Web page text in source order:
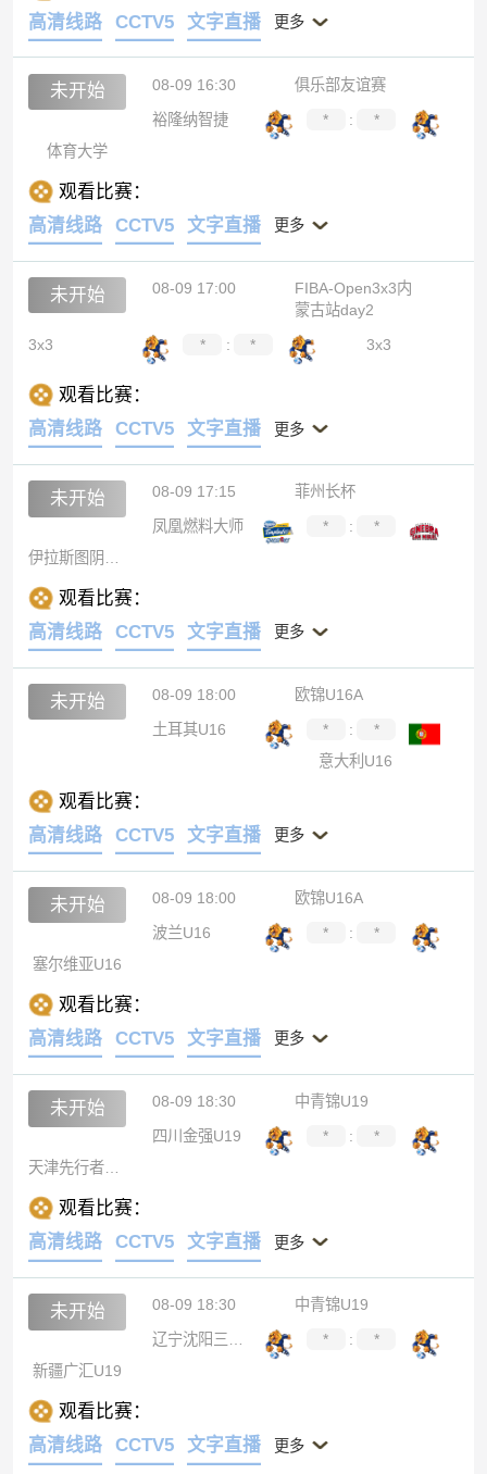
高清线路
CCTV5 文字直播 更多
未开始 08-09 16:30
俱乐部友谊赛
裕隆纳智捷
* :
*
体育大学
观看比赛：
高清线路
CCTV5 文字直播 更多
未开始 08-09 17:00
FIBA-Open3x3内
蒙古站day2
3x3
* : * 3x3
观看比赛：
高清线路
CCTV5 文字直播 更多
未开始 08-09 17:15
菲州长杯
凤凰燃料大师
* :
*
观看比赛：
高清线路
CCTV5 文字直播 更多
未开始 08-09 18:00
欧锦U16A
土耳其U16
* :
*
意大利U16
观看比赛：
高清线路
CCTV5 文字直播 更多
未开始 08-09 18:00
欧锦U16A
波兰U16
* :
*
塞尔维亚U16
观看比赛：
高清线路
CCTV5 文字直播 更多
未开始 08-09 18:30
中青锦U19
四川金强U19
* :
*
观看比赛：
高清线路
CCTV5 文字直播 更多
未开始 08-09 18:30
中青锦U19
辽宁沈阳三生U19
* :
*
新疆广汇U19
观看比赛：
高清线路
CCTV5 文字直播 更多